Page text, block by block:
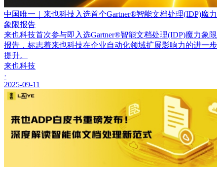
中国唯一｜来也科技入选首个Gartner®智能文档处理(IDP)魔力
象限报告
来也科技首次参与即入选Gartner®智能文档处理(IDP)魔力象限
报告，标志着来也科技在企业自动化领域扩展影响力的进一步
提升。
来也科技
·
2025-09-11